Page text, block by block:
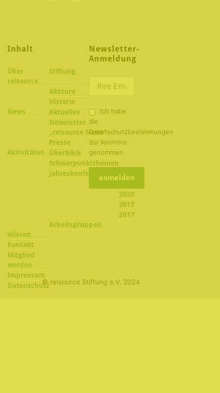
Inhalt
Über
re!source
Stiftung
Akteure
Historie
News
Aktuelles
Newsletter
„re!source News“
Presse
Aktivitäten
Überblick
Schwerpunktthemen
Jahreskonferenzen
2022
2020
2019
2017
Arbeitsgruppen
Wissen
Kontakt
Mitglied
werden
Impressum
Datenschutz
Newsletter-
Anmeldung
Ich habe
die
Datenschutzbestimmungen
zur Kenntnis
genommen
© re!source Stiftung e.V. 2024